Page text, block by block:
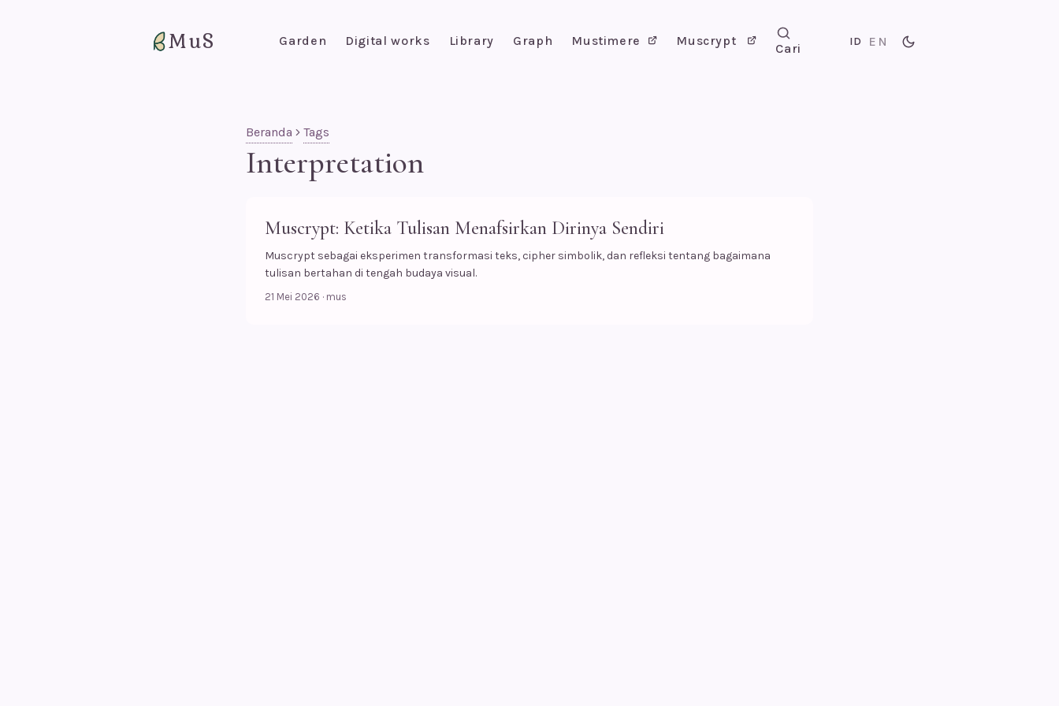
MuS Garden Digital works Library Graph Mustimere Muscrypt
Cari
ID EN
Beranda Tags
Interpretation
Muscrypt: Ketika Tulisan Menafsirkan Dirinya Sendiri
Muscrypt sebagai eksperimen transformasi teks, cipher simbolik, dan refleksi tentang bagaimana
tulisan bertahan di tengah budaya visual.
21 Mei 2026 · mus